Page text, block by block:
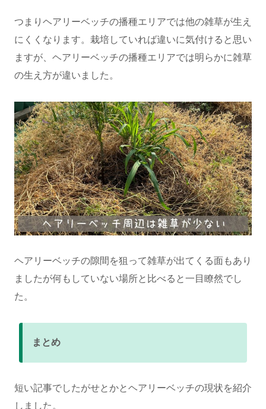
つまりヘアリーベッチの播種エリアでは他の雑草が生え
にくくなります。栽培していれば違いに気付けると思い
ますが、ヘアリーベッチの播種エリアでは明らかに雑草
の生え方が違いました。
ヘアリーベッチの隙間を狙って雑草が出てくる面もあり
ましたが何もしていない場所と比べると一目瞭然でし
た。
まとめ
短い記事でしたがせとかとヘアリーベッチの現状を紹介
しました。